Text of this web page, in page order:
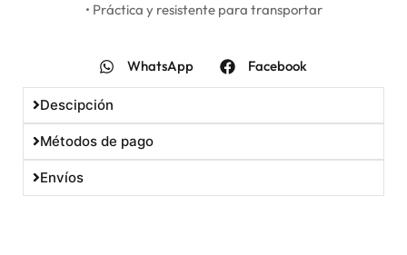
• Práctica y resistente para transportar
WhatsApp Facebook
Descipción
Métodos de pago
Envíos